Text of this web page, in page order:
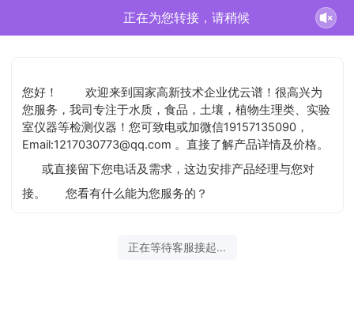
正在为您转接，请稍候
您好！
欢迎来到国家高新技术企业优云谱！很高兴为
您服务，我司专注于水质，食品，土壤，植物生理类、实验
室仪器等检测仪器！您可致电或加微信19157135090，
Email:1217030773@qq.com 。直接了解产品详情及价格。
或直接留下您电话及需求，这边安排产品经理与您对
接。
您看有什么能为您服务的？
正在等待客服接起...